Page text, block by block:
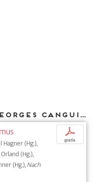
Weitere Texte von Georges Canguilhem bei DIAPHANES
Hagner (Hg.),
(Hg.),
(Hg.),Nach
p
gratis